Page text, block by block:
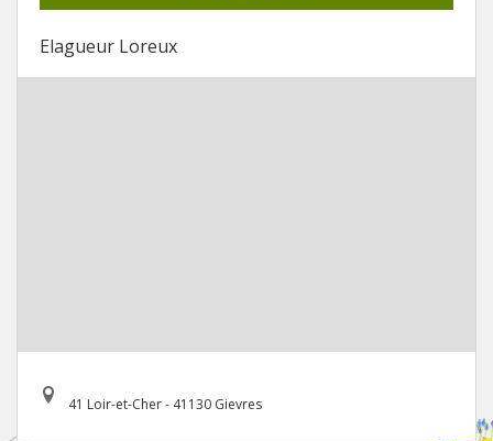
Elagueur Loreux
41 Loir-et-Cher - 41130 Gievres